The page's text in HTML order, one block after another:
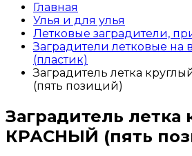
Главная
Улья и для улья
Летковые заградители,
Заградители летковые на
(пластик)
Заградитель летка
(пять позиций)
Заградитель летка
КРАСНЫЙ (пять